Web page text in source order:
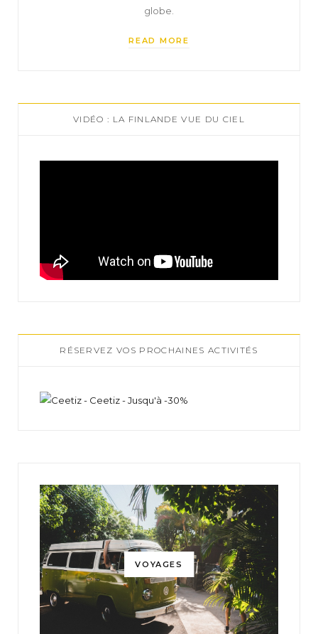
globe.
READ MORE
VIDÉO : LA FINLANDE VUE DU CIEL
RÉSERVEZ VOS PROCHAINES ACTIVITÉS
VOYAGES